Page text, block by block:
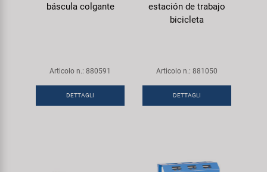
báscula colgante
Articolo n.: 880591
DETTAGLI
estación de trabajo
bicicleta
Articolo n.: 881050
DETTAGLI